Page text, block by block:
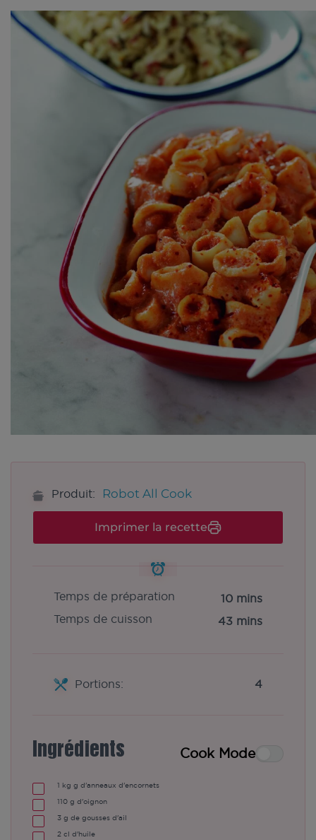
Produit: Robot All Cook
Imprimer la recette
Temps de préparation
10 mins
Temps de cuisson
43 mins
Portions: 4
Ingrédients Cook Mode
1 kg g d'anneaux d'encornets
110 g d'oignon
3 g de gousses d'ail
2 cl d'huile